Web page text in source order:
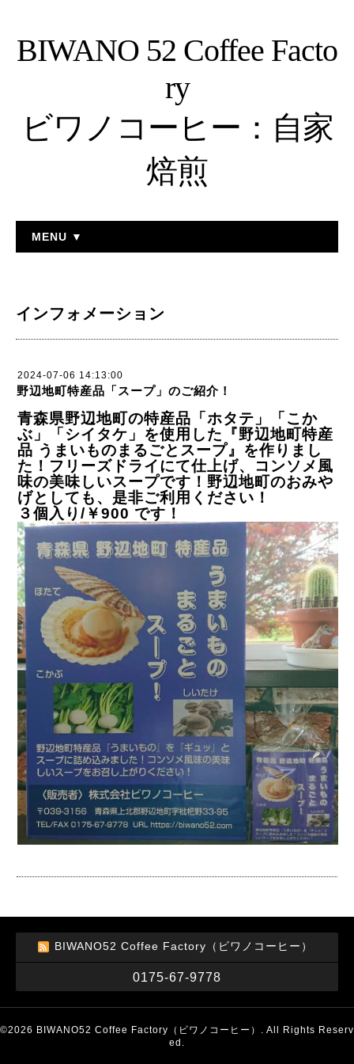
BIWANO 52 Coffee Facto
ry
ビワノコーヒー：自家
焙煎
MENU ▼
インフォメーション
2024-07-06 14:13:00
野辺地町特産品「スープ」のご紹介！
青森県野辺地町の特産品「ホタテ」「こか
ぶ」「シイタケ」を使用した『野辺地町特産
品 うまいものまるごとスープ』を作りまし
た！フリーズドライにて仕上げ、コンソメ風
味の美味しいスープです！野辺地町のおみや
げとしても、是非ご利用ください！
３個入り/￥900 です！
BIWANO52 Coffee Factory（ビワノコーヒー）
0175-67-9778
©2026 BIWANO52 Coffee Factory（ビワノコーヒー）
. All Rights Reserv
ed.